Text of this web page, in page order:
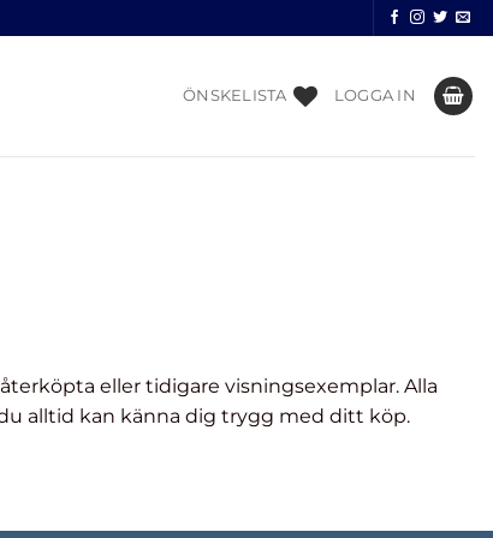
ÖNSKELISTA LOGGA IN
eller tidigare visningsexemplar. Alla
alltid kan känna dig trygg med ditt köp.